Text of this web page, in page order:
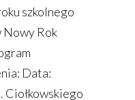
szkolnego
Nowy Rok
Data:
Ciołkowskiego